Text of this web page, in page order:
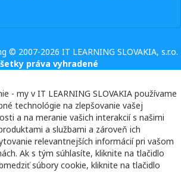
© 2007-2026 IT LEARNING SLOVAKIA, s.r.o.
práva vyhradené
- my v IT LEARNING SLOVAKIA používame
technológie na zlepšovanie vašej
a na meranie vašich interakcií s našimi
a službami a zároveň ich
relevantnejších informácií pri vašom
Ak s tým súhlasíte, kliknite na tlačidlo
súbory cookie, kliknite na tlačidlo